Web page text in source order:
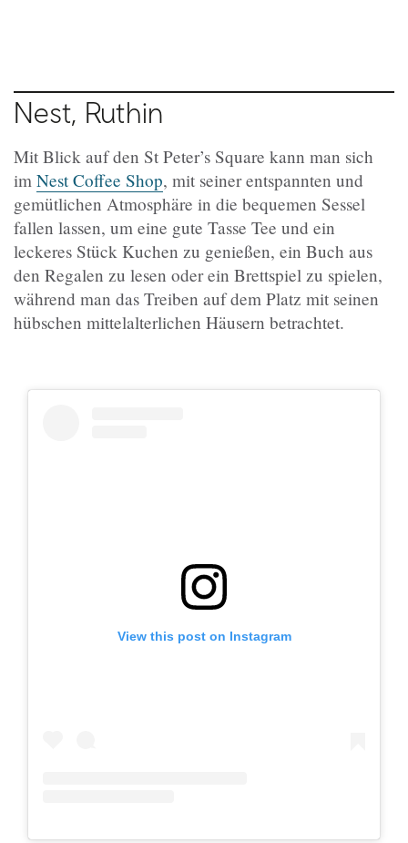
Nest, Ruthin
Mit Blick auf den St Peter’s Square kann man sich
im Nest Coffee Shop, mit seiner entspannten und
gemütlichen Atmosphäre in die bequemen Sessel
fallen lassen, um eine gute Tasse Tee und ein
leckeres Stück Kuchen zu genießen, ein Buch aus
den Regalen zu lesen oder ein Brettspiel zu spielen,
während man das Treiben auf dem Platz mit seinen
hübschen mittelalterlichen Häusern betrachtet.
View this post on Instagram